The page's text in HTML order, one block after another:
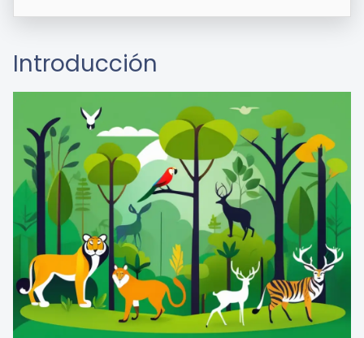
Introducción